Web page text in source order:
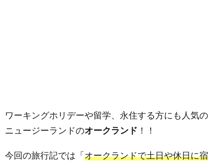
ワーキングホリデーや留学、永住する方にも人気の
ニュージーランドのオークランド ！！
今回の旅行記では「オークランドで土日や休日に宿